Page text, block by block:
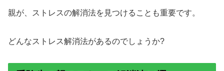
親が、ストレスの解消法を見つけることも重要です。
どんなストレス解消法があるのでしょうか?